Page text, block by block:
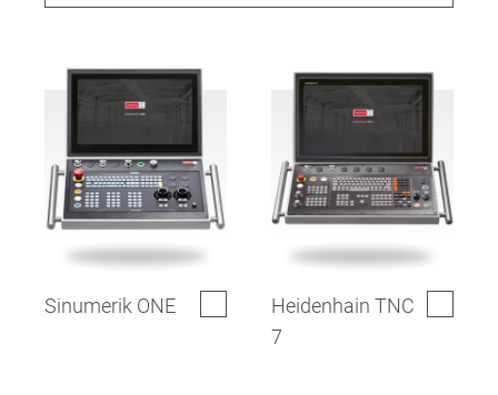
Sinumerik ONE
Heidenhain TNC
7